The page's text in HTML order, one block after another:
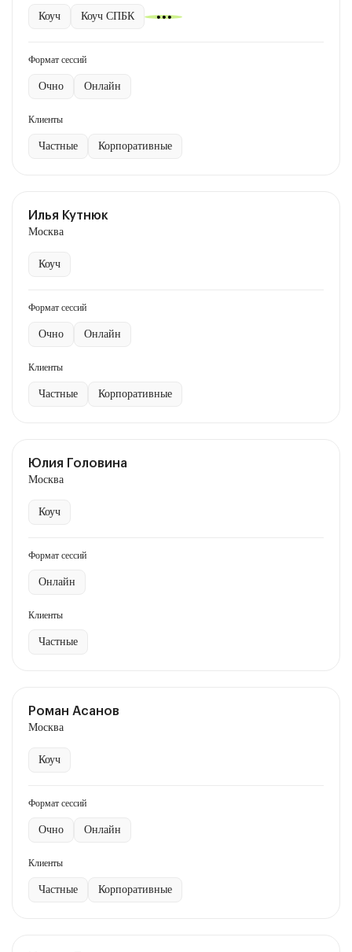
Коуч Коуч СПБК
Формат сессий
Очно Онлайн
Клиенты
Частные Корпоративные
Илья Кутнюк
Москва
Коуч
Формат сессий
Очно Онлайн
Клиенты
Частные Корпоративные
Юлия Головина
Москва
Коуч
Формат сессий
Онлайн
Клиенты
Частные
Роман Асанов
Москва
Коуч
Формат сессий
Очно Онлайн
Клиенты
Частные Корпоративные